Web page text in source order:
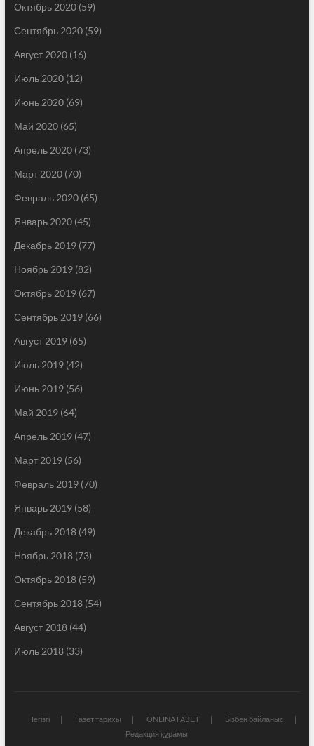
Октябрь 2020(59)
Сентябрь 2020(59)
Август 2020(16)
Июль 2020(12)
Июнь 2020(69)
Май 2020(65)
Апрель 2020(73)
Март 2020(70)
Февраль 2020(65)
Январь 2020(45)
Декабрь 2019(77)
Ноябрь 2019(82)
Октябрь 2019(67)
Сентябрь 2019(66)
Август 2019(65)
Июль 2019(42)
Июнь 2019(56)
Май 2019(64)
Апрель 2019(47)
Март 2019(56)
Февраль 2019(70)
Январь 2019(58)
Декабрь 2018(49)
Ноябрь 2018(73)
Октябрь 2018(59)
Сентябрь 2018(54)
Август 2018(44)
Июль 2018(33)
Негізгі Газет тарихы ONLINA ГАЗЕТ
Бізбен байланыс
Редакция құрамы